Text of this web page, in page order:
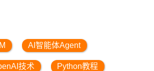
AI智能体Agent
技术 Python教程